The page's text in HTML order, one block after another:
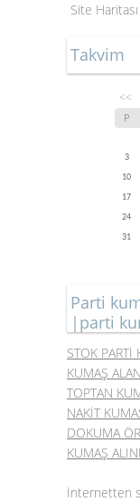
Site Haritası
Takvim
<<
P
3
10
17
24
31
Parti
|parti
STOK PARTİ
KUMAŞ
TOPTAN
NAKİT
DOKUMA
KUMAŞ
İnternetten